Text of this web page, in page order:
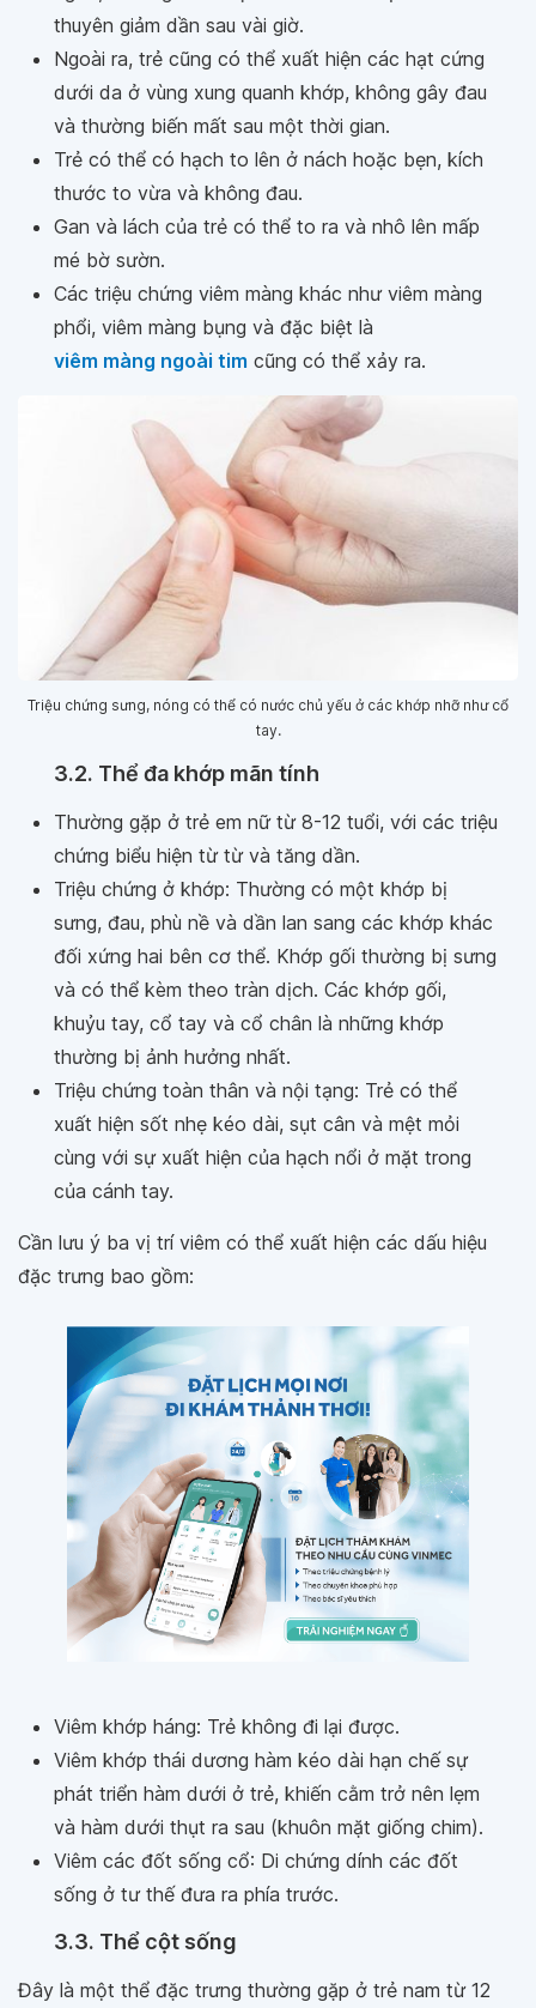
thuyên giảm dần sau vài giờ.
Ngoài ra, trẻ cũng có thể xuất hiện các hạt cứng
dưới da ở vùng xung quanh khớp, không gây đau
và thường biến mất sau một thời gian.
Trẻ có thể có hạch to lên ở nách hoặc bẹn, kích
thước to vừa và không đau.
Gan và lách của trẻ có thể to ra và nhô lên mấp
mé bờ sườn.
Các triệu chứng viêm màng khác như viêm màng
phổi, viêm màng bụng và đặc biệt là
viêm màng ngoài tim cũng có thể xảy ra.
Triệu chứng sưng, nóng có thể có nước chủ yếu ở các khớp nhỡ như cổ
tay.
3.2. Thể đa khớp mãn tính
Thường gặp ở trẻ em nữ từ 8-12 tuổi, với các triệu
chứng biểu hiện từ từ và tăng dần.
Triệu chứng ở khớp: Thường có một khớp bị
sưng, đau, phù nề và dần lan sang các khớp khác
đối xứng hai bên cơ thể. Khớp gối thường bị sưng
và có thể kèm theo tràn dịch. Các khớp gối,
khuỷu tay, cổ tay và cổ chân là những khớp
thường bị ảnh hưởng nhất.
Triệu chứng toàn thân và nội tạng: Trẻ có thể
xuất hiện sốt nhẹ kéo dài, sụt cân và mệt mỏi
cùng với sự xuất hiện của hạch nổi ở mặt trong
của cánh tay.
Cần lưu ý ba vị trí viêm có thể xuất hiện các dấu hiệu
đặc trưng bao gồm:
Viêm khớp háng: Trẻ không đi lại được.
Viêm khớp thái dương hàm kéo dài hạn chế sự
phát triển hàm dưới ở trẻ, khiến cằm trở nên lẹm
và hàm dưới thụt ra sau (khuôn mặt giống chim).
Viêm các đốt sống cổ: Di chứng dính các đốt
sống ở tư thế đưa ra phía trước.
3.3. Thể cột sống
Đây là một thể đặc trưng thường gặp ở trẻ nam từ 12